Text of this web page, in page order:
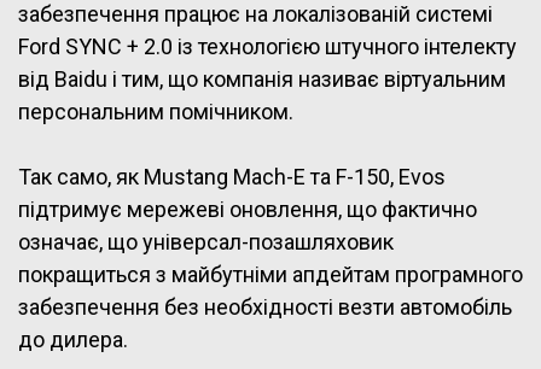
забезпечення працює на локалізованій системі
Ford SYNC + 2.0 із технологією штучного інтелекту
від Baidu і тим, що компанія називає віртуальним
персональним помічником.
Так само, як Mustang Mach-E та F-150, Evos
підтримує мережеві оновлення, що фактично
означає, що універсал-позашляховик
покращиться з майбутніми апдейтам програмного
забезпечення без необхідності везти автомобіль
до дилера.